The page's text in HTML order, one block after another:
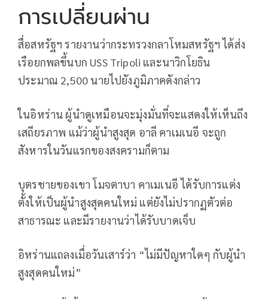
การเปลี่ยนผ่าน
สื่อสหรัฐฯ รายงานว่ากระทรวงกลาโหมสหรัฐฯ ได้ส่ง
เรือยกพลขึ้นบก USS Tripoli และนาวิกโยธิน
ประมาณ 2,500 นายไปยังภูมิภาคดังกล่าว
ในอิหร่าน ผู้นำดูเหมือนจะมุ่งมั่นที่จะแสดงให้เห็นถึง
เสถียรภาพ แม้ว่าผู้นำสูงสุด อาลี คาเมเนอี จะถูก
สังหารในวันแรกของสงครามก็ตาม
บุตรชายของเขา โมจตาบา คาเมเนอี ได้รับการแต่ง
ตั้งให้เป็นผู้นำสูงสุดคนใหม่ แต่ยังไม่ปรากฏตัวต่อ
สาธารณะ และมีรายงานว่าได้รับบาดเจ็บ
อิหร่านแถลงเมื่อวันเสาร์ว่า “ไม่มีปัญหาใดๆ กับผู้นำ
สูงสุดคนใหม่”